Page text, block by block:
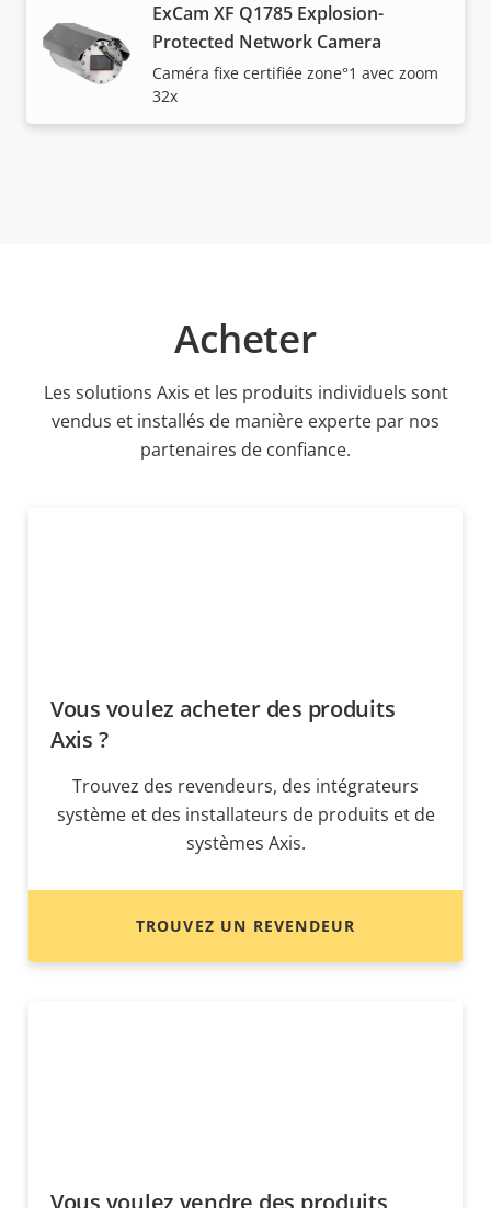
ExCam XF Q1785 Explosion-
Protected Network Camera
Caméra fixe certifiée zone°1 avec zoom
32x
Acheter
Les solutions Axis et les produits individuels sont
vendus et installés de manière experte par nos
partenaires de confiance.
Vous voulez acheter des produits
Axis ?
Trouvez des revendeurs, des intégrateurs
système et des installateurs de produits et de
systèmes Axis.
TROUVEZ UN REVENDEUR